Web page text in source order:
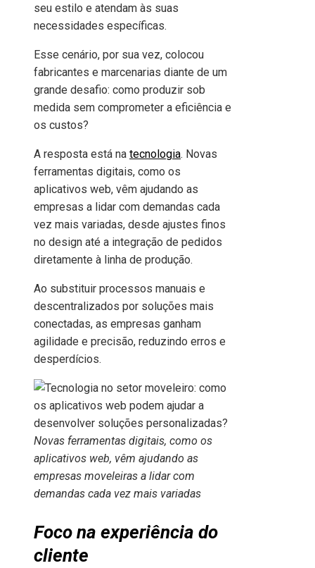
seu estilo e atendam às suas
necessidades específicas.
Esse cenário, por sua vez, colocou
fabricantes e marcenarias diante de um
grande desafio: como produzir sob
medida sem comprometer a eficiência e
os custos?
A resposta está na tecnologia. Novas
ferramentas digitais, como os
aplicativos web, vêm ajudando as
empresas a lidar com demandas cada
vez mais variadas, desde ajustes finos
no design até a integração de pedidos
diretamente à linha de produção.
Ao substituir processos manuais e
descentralizados por soluções mais
conectadas, as empresas ganham
agilidade e precisão, reduzindo erros e
desperdícios.
Novas ferramentas digitais, como os
aplicativos web, vêm ajudando as
empresas moveleiras a lidar com
demandas cada vez mais variadas
Foco na experiência do
cliente